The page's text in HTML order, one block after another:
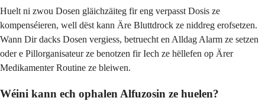
Huelt ni zwou Dosen gläichzäiteg fir eng verpasst Dosis ze
kompenséieren, well dëst kann Äre Bluttdrock ze niddreg erofsetzen.
Wann Dir dacks Dosen vergiess, betruecht en Alldag Alarm ze setzen
oder e Pillorganisateur ze benotzen fir Iech ze hëllefen op Ärer
Medikamenter Routine ze bleiwen.
Wéini kann ech ophalen Alfuzosin ze huelen?